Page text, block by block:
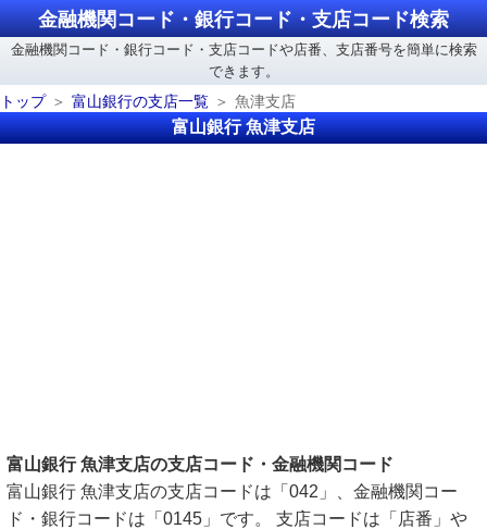
金融機関コード・銀行コード・支店コード検索
金融機関コード・銀行コード・支店コードや店番、支店番号を簡単に検索
できます。
トップ
富山銀行の支店一覧 魚津支店
富山銀行 魚津支店
富山銀行 魚津支店の支店コード・金融機関コード
富山銀行 魚津支店の支店コードは「042」、金融機関コー
ド・銀行コードは「0145」です。 支店コードは「店番」や